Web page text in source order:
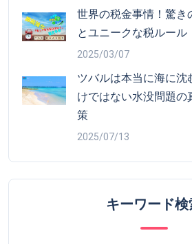
世界の税金事情！驚き
とユニークな税ルール
2025/03/07
ツバルは本当に海に沈
けではない水没問題の
策
2025/07/13
キーワード検